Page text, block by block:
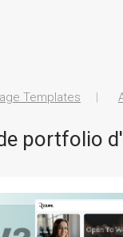
Templates
portfolio